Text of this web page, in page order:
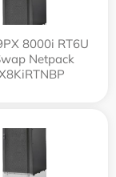
8000i RT6U
Netpack